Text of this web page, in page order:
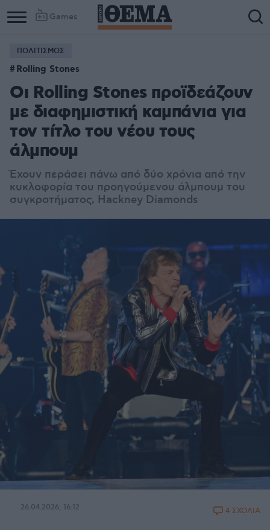
Games
ΠΟΛΙΤΙΣΜΟΣ
Rolling Stones
Οι Rolling Stones προϊδεάζουν
με διαφημιστική καμπάνια για
τον τίτλο του νέου τους
άλμπουμ
Έχουν περάσει πάνω από δύο χρόνια από την
κυκλοφορία του προηγούμενου άλμπουμ του
συγκροτήματος, Hackney Diamonds
26.04.2026, 16:12 4 ΣΧΟΛΙΑ